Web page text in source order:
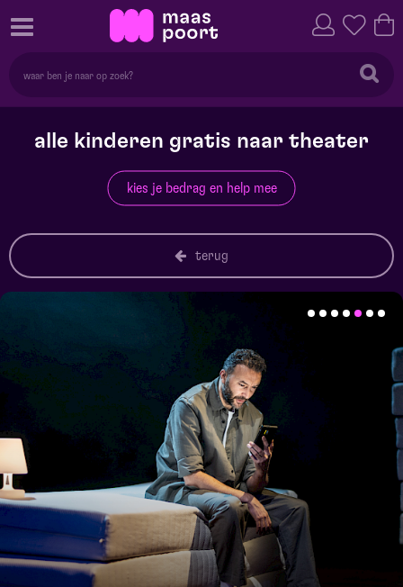
alle kinderen gratis naar theater
kies je bedrag en help mee
terug